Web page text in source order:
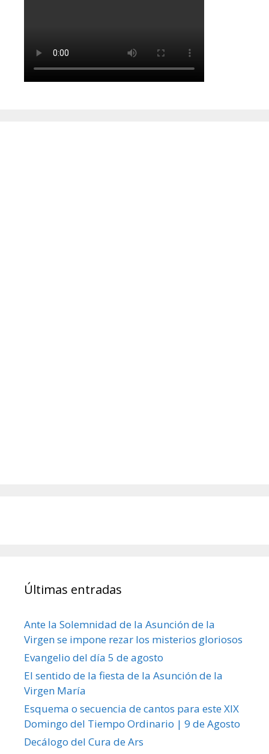
Últimas entradas
Ante la Solemnidad de la Asunción de la
Virgen se impone rezar los misterios gloriosos
Evangelio del día 5 de agosto
El sentido de la fiesta de la Asunción de la
Virgen María
Esquema o secuencia de cantos para este XIX
Domingo del Tiempo Ordinario | 9 de Agosto
Decálogo del Cura de Ars